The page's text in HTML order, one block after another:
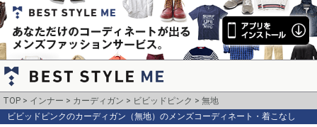
TOP インナー カーディガン ビビッドピンク
無地
ビビッドピンクのカーディガン（無地）のメンズコーディネート・着こなし